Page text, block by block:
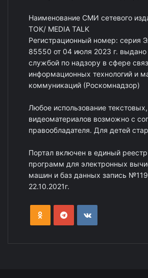
Наименование СМИ сетевого
ТОК/ MEDIA TALK
Регистрационный номер: серия
85550 от 04 июля 2023 г.
службой по надзору в сфере
информационных технологий и
коммуникаций (Роскомнадзор)
Любое использование
видеоматериалов возможно с
правообладателя. Для детей
Портал включен в единый
программ для электронных
машин и баз данных запись
22.10.2021г.